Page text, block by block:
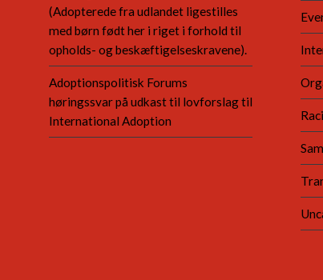
(Adopterede fra udlandet ligestilles
med børn født her i riget i forhold til
opholds- og beskæftigelseskravene).
Adoptionspolitisk Forums
høringssvar på udkast til lovforslag til
International Adoption